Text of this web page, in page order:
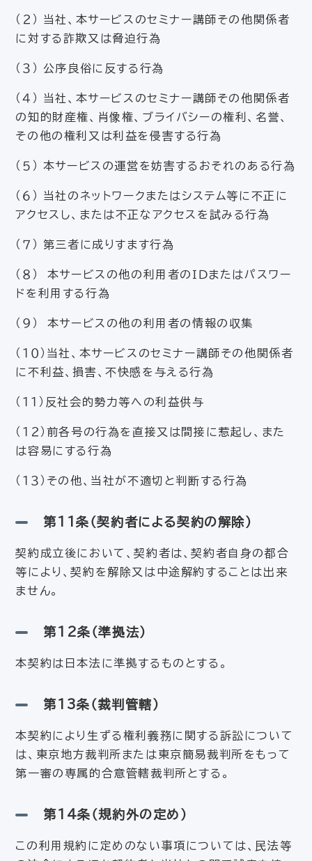
（２） 当社、本サービスのセミナー講師その他関係者
に対する詐欺又は脅迫行為
（３） 公序良俗に反する行為
（４） 当社、本サービスのセミナー講師その他関係者
の知的財産権、肖像権、ブライバシーの権利、名誉、
その他の権利又は利益を侵害する行為
（５） 本サービスの運営を妨害するおそれのある行為
（６） 当社のネットワークまたはシステム等に不正に
アクセスし、または不正なアクセスを試みる行為
（７） 第三者に成りすます行為
（８） 本サービスの他の利用者のＩＤまたはパスワー
ドを利用する行為
（９） 本サービスの他の利用者の情報の収集
（１０）当社、本サービスのセミナー講師その他関係者
に不利益、損害、不快感を与える行為
（１１）反社会的勢力等への利益供与
（１２）前各号の行為を直接又は間接に惹起し、また
は容易にする行為
（１３）その他、当社が不適切と判断する行為
第11条（契約者による契約の解除）
契約成立後において、契約者は、契約者自身の都合
等により、契約を解除又は中途解約することは出来
ません。
第12条（準拠法）
本契約は日本法に準拠するものとする。
第13条（裁判管轄）
本契約により生ずる権利義務に関する訴訟について
は、東京地方裁判所または東京簡易裁判所をもって
第一審の専属的合意管轄裁判所とする。
第14条（規約外の定め）
この利用規約に定めのない事項については、民法等